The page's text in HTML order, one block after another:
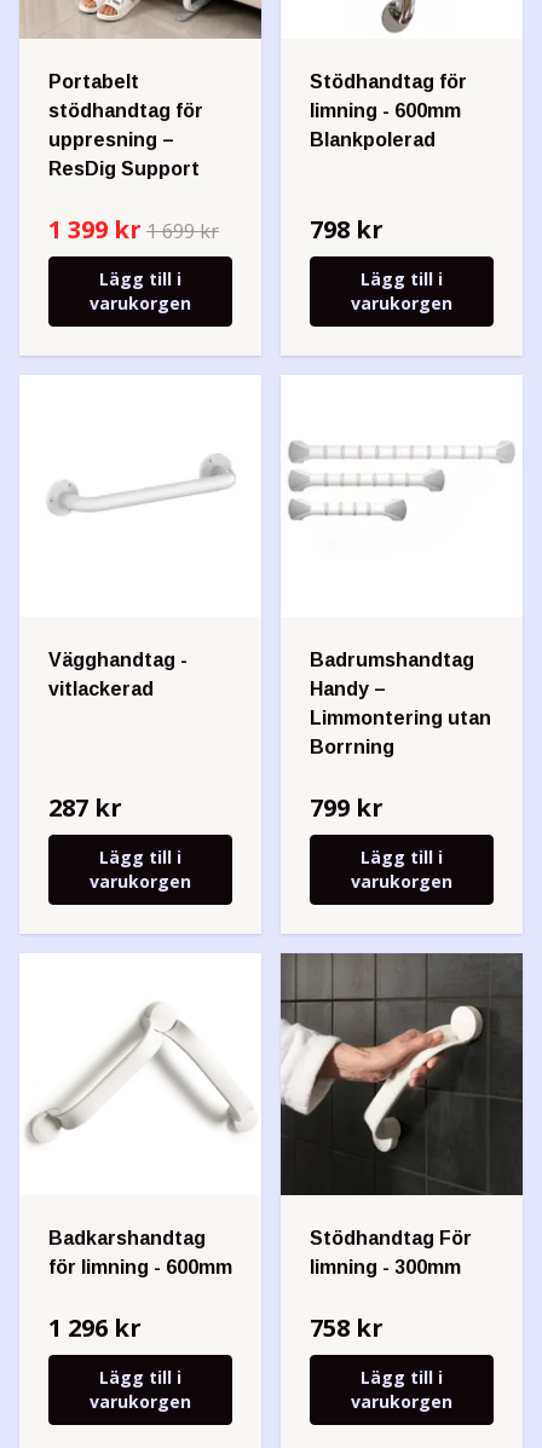
Portabelt
stödhandtag för
uppresning –
ResDig Support
1 399 kr 1 699 kr
Lägg till i
varukorgen
Stödhandtag för
limning - 600mm
Blankpolerad
798 kr
Lägg till i
varukorgen
Vägghandtag -
vitlackerad
287 kr
Lägg till i
varukorgen
Badrumshandtag
Handy –
Limmontering utan
Borrning
799 kr
Lägg till i
varukorgen
Badkarshandtag
för limning - 600mm
1 296 kr
Lägg till i
varukorgen
Stödhandtag För
limning - 300mm
758 kr
Lägg till i
varukorgen